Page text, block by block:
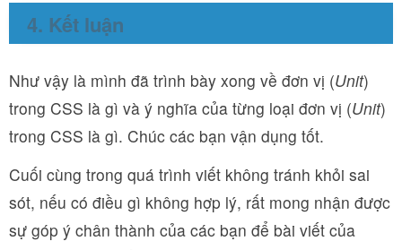
4. Kết luận
Như vậy là mình đã trình bày xong về đơn vị (Unit)
trong CSS là gì và ý nghĩa của từng loại đơn vị (Unit)
trong CSS là gì. Chúc các bạn vận dụng tốt.
Cuối cùng trong quá trình viết không tránh khỏi sai
sót, nếu có điều gì không hợp lý, rất mong nhận được
sự góp ý chân thành của các bạn để bài viết của